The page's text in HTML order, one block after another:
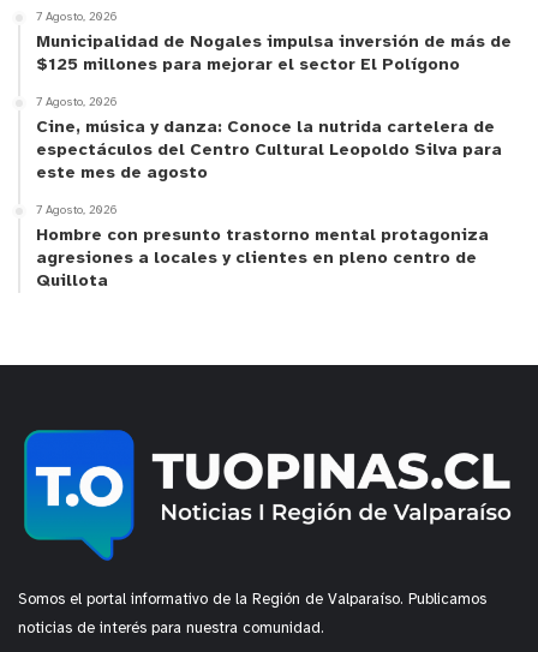
mayoría de sus dudas resueltas”.
Cabe consignar que el seminario Prevención y
Mitigación de Incendios Forestales, período 2025-
2026, realizado el pasado mes de septiembre,
consideró exposiciones de la académica de la
Pontificia Universidad Católica de Chile e
investigadora en Gestión de Riesgo de Desastres y
Vulnerabilidad Socioambiental, Carolina Martínez;
regional del Departamento de Reducción de Riesgo
comandante de Bomberos de Quilpué y del Consejo
Regional de Bomberos de la Región de Valparaíso,
Leonardo Araya.
y tú, ¿qué opinas?
7 Agosto, 2026
Municipalidad de Nogales impulsa inversión de más de
$125 millones para mejorar el sector El Polígono
7 Agosto, 2026
Cine, música y danza: Conoce la nutrida cartelera de
espectáculos del Centro Cultural Leopoldo Silva para
este mes de agosto
7 Agosto, 2026
Hombre con presunto trastorno mental protagoniza
agresiones a locales y clientes en pleno centro de
Quillota
Somos el portal informativo de la Región de Valparaíso. Publicamos
noticias de interés para nuestra comunidad.